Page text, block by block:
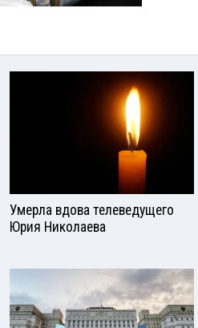
Умерла вдова телеведущего
Юрия Николаева